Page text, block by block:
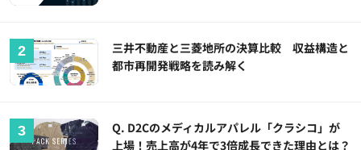
三井不動産と三菱地所の決算比較 収益構造と
都市再開発戦略を読み解く
Q. D2Cのメディカルアパレル「クラシコ」が
上場！売上高が4年で3倍成長できた理由とは？